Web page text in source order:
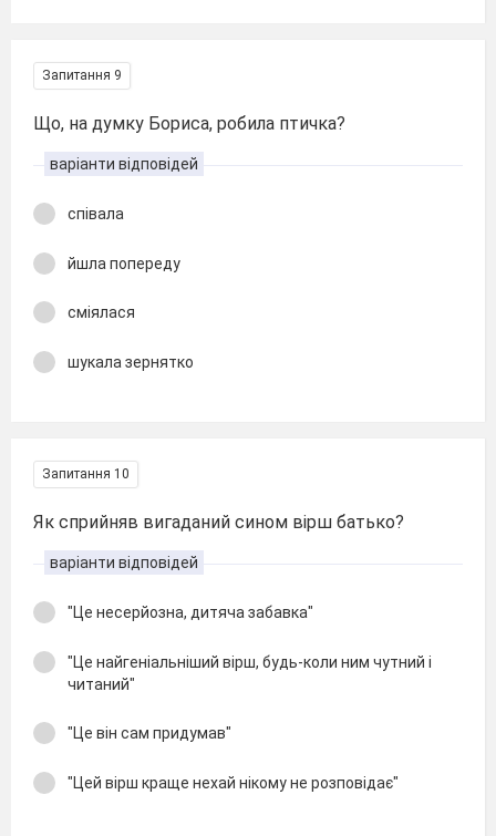
Запитання 9
Що, на думку Бориса, робила птичка?
варіанти відповідей
співала
йшла попереду
сміялася
шукала зернятко
Запитання 10
Як сприйняв вигаданий сином вірш батько?
варіанти відповідей
"Це несерйозна, дитяча забавка"
"Це найгеніальніший вірш, будь-коли ним чутний і
читаний"
"Це він сам придумав"
"Цей вірш краще нехай нікому не розповідає"